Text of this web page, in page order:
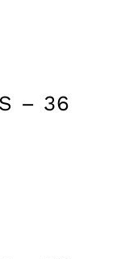
– 36